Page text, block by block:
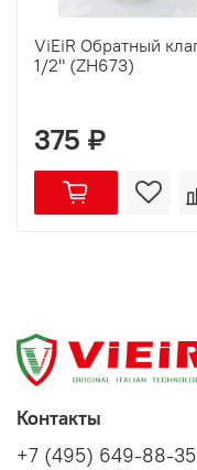
ViEiR Обратный
1/2" (ZH673)
375 ₽
Контакты
+7 (495) 649-88-35